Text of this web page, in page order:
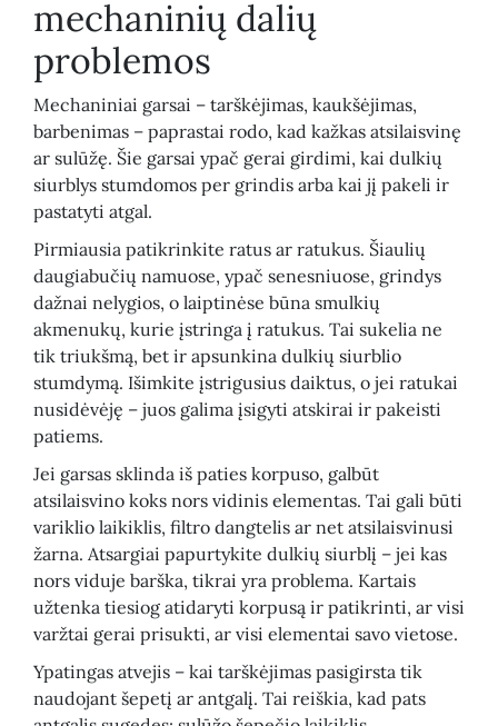
mechaninių dalių
problemos
Mechaniniai garsai – tarškėjimas, kaukšėjimas,
barbenimas – paprastai rodo, kad kažkas atsilaisvinę
ar sulūžę. Šie garsai ypač gerai girdimi, kai dulkių
siurblys stumdomos per grindis arba kai jį pakeli ir
pastatyti atgal.
Pirmiausia patikrinkite ratus ar ratukus. Šiaulių
daugiabučių namuose, ypač senesniuose, grindys
dažnai nelygios, o laiptinėse būna smulkių
akmenukų, kurie įstringa į ratukus. Tai sukelia ne
tik triukšmą, bet ir apsunkina dulkių siurblio
stumdymą. Išimkite įstrigusius daiktus, o jei ratukai
nusidėvėję – juos galima įsigyti atskirai ir pakeisti
patiems.
Jei garsas sklinda iš paties korpuso, galbūt
atsilaisvino koks nors vidinis elementas. Tai gali būti
variklio laikiklis, filtro dangtelis ar net atsilaisvinusi
žarna. Atsargiai papurtykite dulkių siurblį – jei kas
nors viduje barška, tikrai yra problema. Kartais
užtenka tiesiog atidaryti korpusą ir patikrinti, ar visi
varžtai gerai prisukti, ar visi elementai savo vietose.
Ypatingas atvejis – kai tarškėjimas pasigirsta tik
naudojant šepetį ar antgalį. Tai reiškia, kad pats